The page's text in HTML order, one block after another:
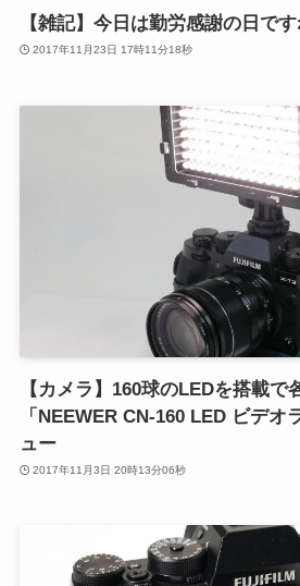
【雑記】今日は勤労感謝の日です
2017年11月23日 17時11分18秒
【カメラ】160球のLEDを搭載で
「NEEWER CN-160 LED ビデオ
ュー
2017年11月3日 20時13分06秒